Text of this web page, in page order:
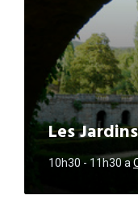
Les
10h30 - 11h30a